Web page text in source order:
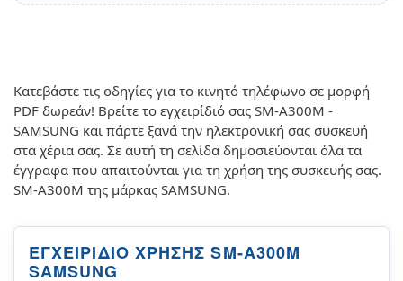
Κατεβάστε τις οδηγίες για το κινητό τηλέφωνο σε μορφή
PDF δωρεάν! Βρείτε το εγχειρίδιό σας SM-A300M -
SAMSUNG και πάρτε ξανά την ηλεκτρονική σας συσκευή
στα χέρια σας. Σε αυτή τη σελίδα δημοσιεύονται όλα τα
έγγραφα που απαιτούνται για τη χρήση της συσκευής σας.
SM-A300M της μάρκας SAMSUNG.
ΕΓΧΕΙΡΊΔΙΟ ΧΡΉΣΗΣ SM-A300M
SAMSUNG